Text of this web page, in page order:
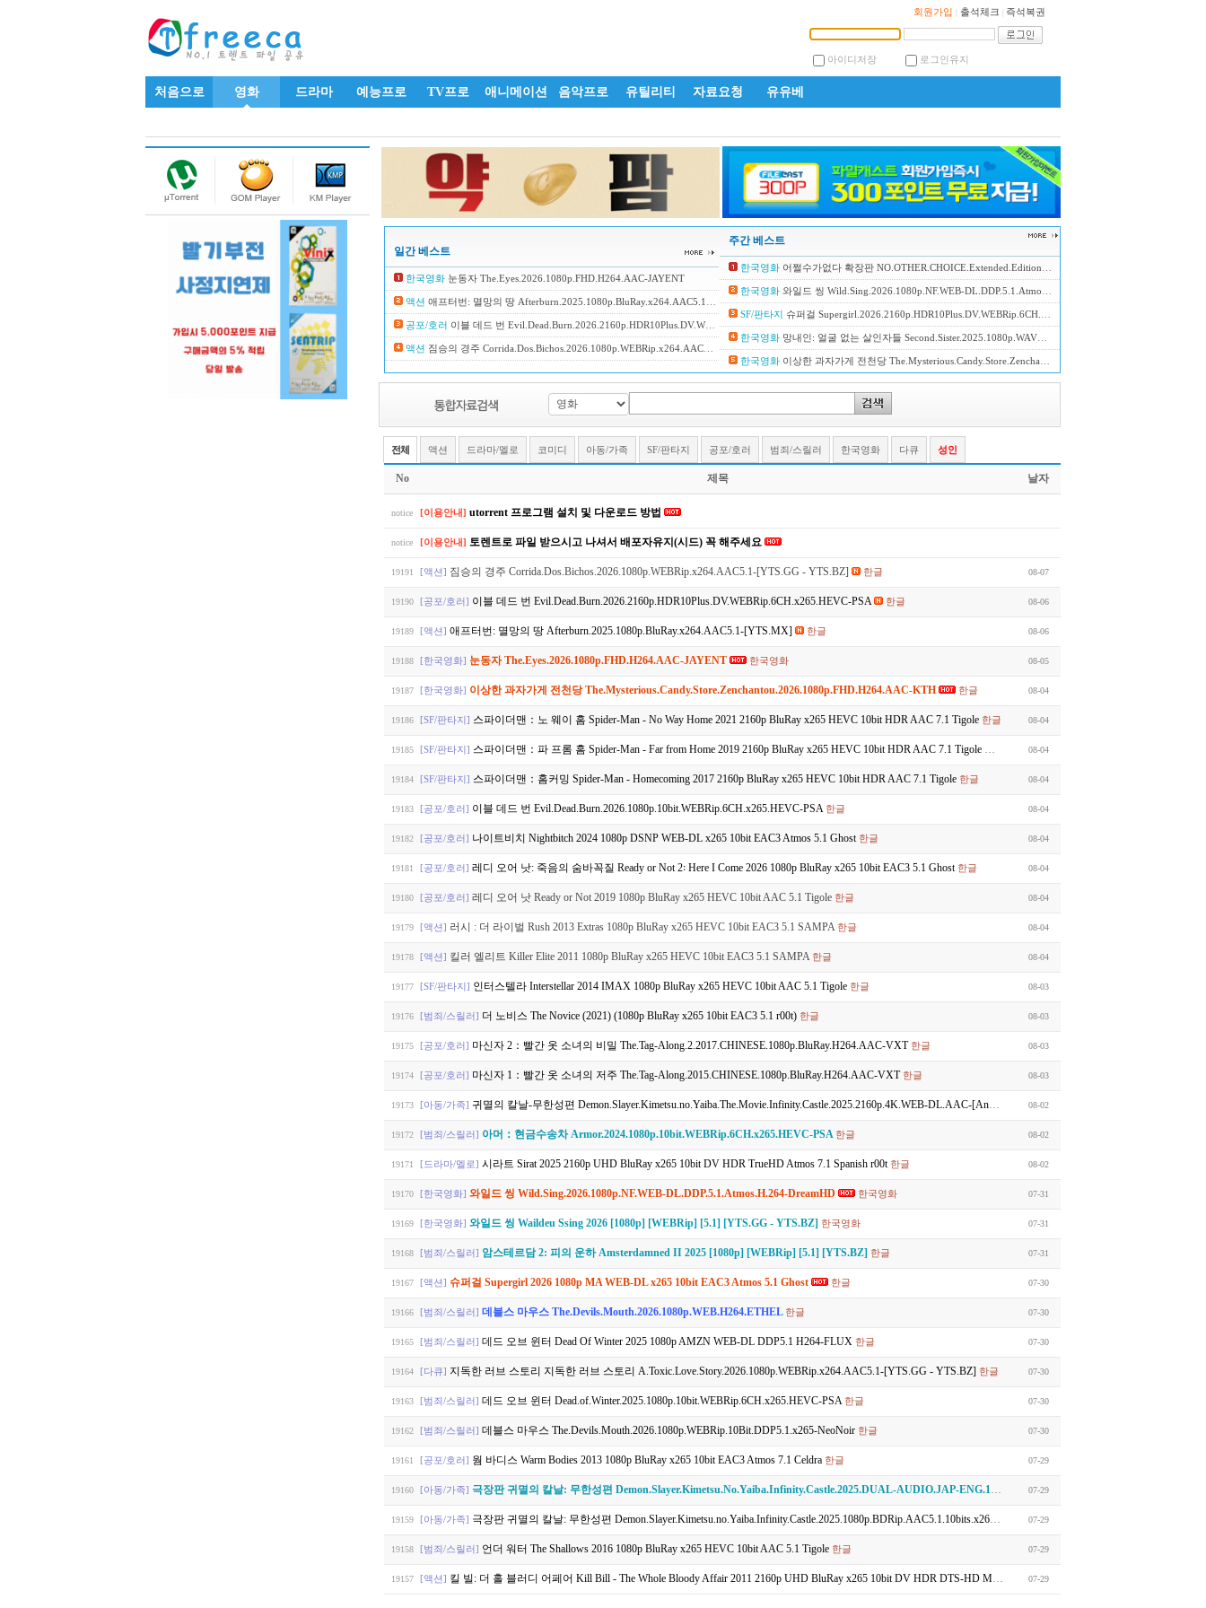
회원가입 출석체크 즉석복권
아이디저장 로그인유지
처음으로 영화 드라마 예능프로 TV프로 애니메이션 음악프로 유틸리티 자료요청 유유베
일간 베스트
한국영화 눈동자 The.Eyes.2026.1080p.FHD.H264.AAC-JAYENT
액션 애프터번: 멸망의 땅 Afterburn.2025.1080p.BluRay.x264.AAC5.1-[YTS.MX]
공포/호러 이블 데드 번 Evil.Dead.Burn.2026.2160p.HDR10Plus.DV.WEBRip.6CH.x265.HEVC-PSA
액션 짐승의 경주 Corrida.Dos.Bichos.2026.1080p.WEBRip.x264.AAC5.1-[YTS.GG - YTS.BZ]
주간 베스트
한국영화 어쩔수가없다 확장판 NO.OTHER.CHOICE.Extended.Edition.2025.1080p.FHD.H264.AAC-CJCONTENTS
한국영화 와일드 씽 Wild.Sing.2026.1080p.NF.WEB-DL.DDP.5.1.Atmos.H.264-DreamHD
SF/판타지 슈퍼걸 Supergirl.2026.2160p.HDR10Plus.DV.WEBRip.6CH.x265.HEVC-PSA
한국영화 망내인: 얼굴 없는 살인자들 Second.Sister.2025.1080p.WAVVE.WEB-DL.H.264.AAC2.0-NoGroup
한국영화 이상한 과자가게 전천당 The.Mysterious.Candy.Store.Zenchantou.2026.1080p.FHD.H264.AAC-KTH
전체 액션 드라마/멜로 코미디 아동/가족 SF/판타지 공포/호러 범죄/스릴러 한국영화 다큐 성인
No 제목 날자
notice [이용안내] utorrent 프로그램 설치 및 다운로드 방법
notice [이용안내] 토렌트로 파일 받으시고 나셔서 배포자유지(시드) 꼭 해주세요
19191 [액션] 짐승의 경주 Corrida.Dos.Bichos.2026.1080p.WEBRip.x264.AAC5.1-[YTS.GG - YTS.BZ] 한글 08-07
19190 [공포/호러] 이블 데드 번 Evil.Dead.Burn.2026.2160p.HDR10Plus.DV.WEBRip.6CH.x265.HEVC-PSA 한글 08-06
19189 [액션] 애프터번: 멸망의 땅 Afterburn.2025.1080p.BluRay.x264.AAC5.1-[YTS.MX] 한글 08-06
19188 [한국영화] 눈동자 The.Eyes.2026.1080p.FHD.H264.AAC-JAYENT 한국영화 08-05
19187 [한국영화] 이상한 과자가게 전천당 The.Mysterious.Candy.Store.Zenchantou.2026.1080p.FHD.H264.AAC-KTH 한글 08-04
19186 [SF/판타지] 스파이더맨：노 웨이 홈 Spider-Man - No Way Home 2021 2160p BluRay x265 HEVC 10bit HDR AAC 7.1 Tigole 한글 08-04
19185 [SF/판타지] 스파이더맨：파 프롬 홈 Spider-Man - Far from Home 2019 2160p BluRay x265 HEVC 10bit HDR AAC 7.1 Tigole 08-04
19184 [SF/판타지] 스파이더맨：홈커밍 Spider-Man - Homecoming 2017 2160p BluRay x265 HEVC 10bit HDR AAC 7.1 Tigole 한글 08-04
19183 [공포/호러] 이블 데드 번 Evil.Dead.Burn.2026.1080p.10bit.WEBRip.6CH.x265.HEVC-PSA 한글 08-04
19182 [공포/호러] 나이트비치 Nightbitch 2024 1080p DSNP WEB-DL x265 10bit EAC3 Atmos 5.1 Ghost 한글 08-04
19181 [공포/호러] 레디 오어 낫: 죽음의 숨바꼭질 Ready or Not 2꞉ Here I Come 2026 1080p BluRay x265 10bit EAC3 5.1 Ghost 한글 08-04
19180 [공포/호러] 레디 오어 낫 Ready or Not 2019 1080p BluRay x265 HEVC 10bit AAC 5.1 Tigole 한글 08-04
19179 [액션] 러시 : 더 라이벌 Rush 2013 Extras 1080p BluRay x265 HEVC 10bit EAC3 5.1 SAMPA 한글 08-04
19178 [액션] 킬러 엘리트 Killer Elite 2011 1080p BluRay x265 HEVC 10bit EAC3 5.1 SAMPA 한글 08-04
19177 [SF/판타지] 인터스텔라 Interstellar 2014 IMAX 1080p BluRay x265 HEVC 10bit AAC 5.1 Tigole 한글 08-03
19176 [범죄/스릴러] 더 노비스 The Novice (2021) (1080p BluRay x265 10bit EAC3 5.1 r00t) 한글 08-03
19175 [공포/호러] 마신자 2：빨간 옷 소녀의 비밀 The.Tag-Along.2.2017.CHINESE.1080p.BluRay.H264.AAC-VXT 한글 08-03
19174 [공포/호러] 마신자 1：빨간 옷 소녀의 저주 The.Tag-Along.2015.CHINESE.1080p.BluRay.H264.AAC-VXT 한글 08-03
19173 [아동/가족] 귀멸의 칼날-무한성편 Demon.Slayer.Kimetsu.no.Yaiba.The.Movie.Infinity.Castle.2025.2160p.4K.WEB-DL.AAC-[Angelico].3Audio[Kor+Jpn+Eng] 08-02
19172 [범죄/스릴러] 아머：현금수송차 Armor.2024.1080p.10bit.WEBRip.6CH.x265.HEVC-PSA 한글 08-02
19171 [드라마/멜로] 시라트 Sirat 2025 2160p UHD BluRay x265 10bit DV HDR TrueHD Atmos 7.1 Spanish r00t 한글 08-02
19170 [한국영화] 와일드 씽 Wild.Sing.2026.1080p.NF.WEB-DL.DDP.5.1.Atmos.H.264-DreamHD 한국영화 07-31
19169 [한국영화] 와일드 씽 Waildeu Ssing 2026 [1080p] [WEBRip] [5.1] [YTS.GG - YTS.BZ] 한국영화 07-31
19168 [범죄/스릴러] 암스테르담 2: 피의 운하 Amsterdamned II 2025 [1080p] [WEBRip] [5.1] [YTS.BZ] 한글 07-31
19167 [액션] 슈퍼걸 Supergirl 2026 1080p MA WEB-DL x265 10bit EAC3 Atmos 5.1 Ghost 한글 07-30
19166 [범죄/스릴러] 데블스 마우스 The.Devils.Mouth.2026.1080p.WEB.H264.ETHEL 한글 07-30
19165 [범죄/스릴러] 데드 오브 윈터 Dead Of Winter 2025 1080p AMZN WEB-DL DDP5.1 H264-FLUX 한글 07-30
19164 [다큐] 지독한 러브 스토리 지독한 러브 스토리 A.Toxic.Love.Story.2026.1080p.WEBRip.x264.AAC5.1-[YTS.GG - YTS.BZ] 한글 07-30
19163 [범죄/스릴러] 데드 오브 윈터 Dead.of.Winter.2025.1080p.10bit.WEBRip.6CH.x265.HEVC-PSA 한글 07-30
19162 [범죄/스릴러] 데블스 마우스 The.Devils.Mouth.2026.1080p.WEBRip.10Bit.DDP5.1.x265-NeoNoir 한글 07-30
19161 [공포/호러] 웜 바디스 Warm Bodies 2013 1080p BluRay x265 10bit EAC3 Atmos 7.1 Celdra 한글 07-29
19160 [아동/가족] 극장판 귀멸의 칼날: 무한성편 Demon.Slayer.Kimetsu.No.Yaiba.Infinity.Castle.2025.DUAL-AUDIO.JAP-ENG.1080p.10bit.BluRay.6CH.x265.HEVC-PSA 07-29
19159 [아동/가족] 극장판 귀멸의 칼날: 무한성편 Demon.Slayer.Kimetsu.no.Yaiba.Infinity.Castle.2025.1080p.BDRip.AAC5.1.10bits.x265-Rapta 한글
07-29
19158 [범죄/스릴러] 언더 워터 The Shallows 2016 1080p BluRay x265 HEVC 10bit AAC 5.1 Tigole 한글 07-29
19157 [액션] 킬 빌: 더 홀 블러디 어페어 Kill Bill - The Whole Bloody Affair 2011 2160p UHD BluRay x265 10bit DV HDR DTS-HD MA 5.1 r00t 한글
07-29